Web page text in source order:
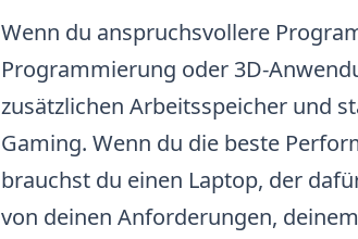
Wenn du anspruchsvollere
Programmierung oder 3D-
zusätzlichen Arbeitsspeicher und
Gaming. Wenn du die beste
brauchst du einen Laptop, der
von deinen Anforderungen,